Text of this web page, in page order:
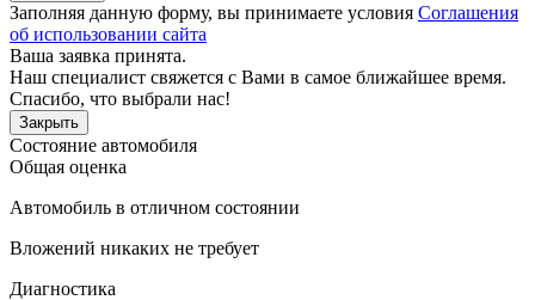
Заполняя данную форму, вы принимаете условия Соглашения
об использовании сайта
Ваша заявка принята.
Наш специалист свяжется с Вами в самое ближайшее время.
Спасибо, что выбрали нас!
Закрыть
Состояние автомобиля
Общая оценка
Автомобиль в отличном состоянии
Вложений никаких не требует
Диагностика